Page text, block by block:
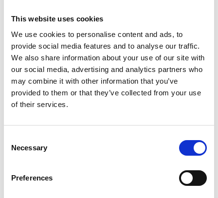
This website uses cookies
We use cookies to personalise content and ads, to
provide social media features and to analyse our traffic.
We also share information about your use of our site with
our social media, advertising and analytics partners who
may combine it with other information that you’ve
provided to them or that they’ve collected from your use
of their services.
Selection
Necessary
Preferences
€207,00 €229,43 HT
€250,47
€277,61 TTC
Pas immédiatement disponible. Contactez le service
Ajouter au devis